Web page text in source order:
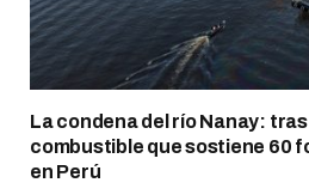
La condena del río Nanay:
combustible que sostiene 60
en Perú